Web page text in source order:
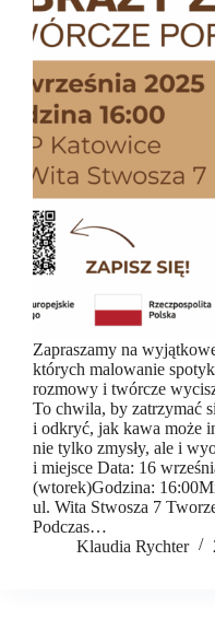
Zapraszamy na
których malowanie
rozmowy i twórcze
To chwila, by zatrzymać
i odkryć, jak kawa może
nie tylko zmysły, ale i
i miejsce Data: 16
(wtorek)Godzina:
ul. Wita Stwosza 7
Podczas…
Klaudia Rychter